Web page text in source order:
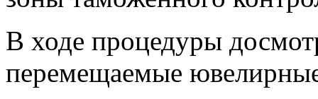
В ходе процедуры
перемещаемые